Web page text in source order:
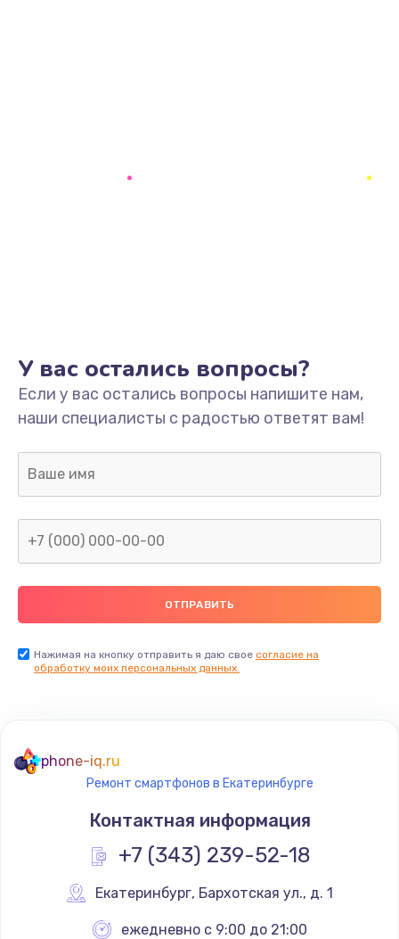
У вас остались вопросы?
Если у вас остались вопросы напишите нам,
наши специалисты с радостью ответят вам!
Нажимая на кнопку отправить я даю свое согласие на
обработку моих персональных данных.
phone-iq.ru
Ремонт смартфонов в Екатеринбурге
Контактная информация
+7 (343) 239-52-18
Екатеринбург, Бархотская ул., д. 1
ежедневно с 9:00 до 21:00